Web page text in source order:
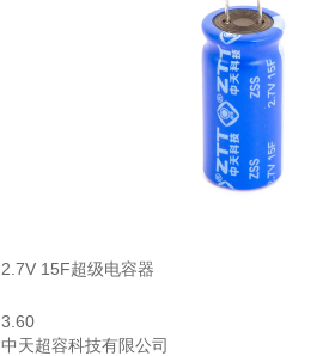
2.7V 15F超级电容器
3.60
中天超容科技有限公司